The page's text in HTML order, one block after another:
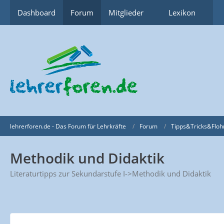
Dashboard Forum Mitglieder Lexikon
lehrerforen.de - Das Forum für Lehrkräfte Forum
Methodik und Didaktik
Literaturtipps zur Sekundarstufe I->Methodik und Didaktik